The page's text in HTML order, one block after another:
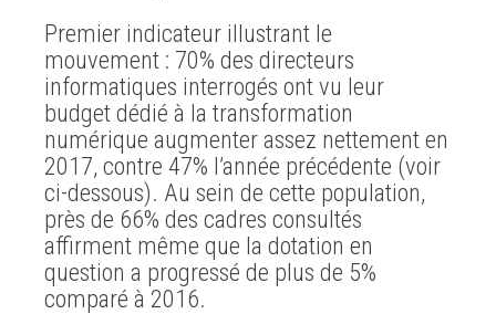
Premier indicateur illustrant le
mouvement : 70% des directeurs
informatiques interrogés ont vu leur
budget dédié à la transformation
numérique augmenter assez nettement en
2017, contre 47% l’année précédente (voir
ci-dessous). Au sein de cette population,
près de 66% des cadres consultés
affirment même que la dotation en
question a progressé de plus de 5%
comparé à 2016.